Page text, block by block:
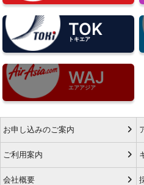
TOK
トキエア
WAJ
エアアジア
お申し込みのご案内
ご利用案内
会社概要